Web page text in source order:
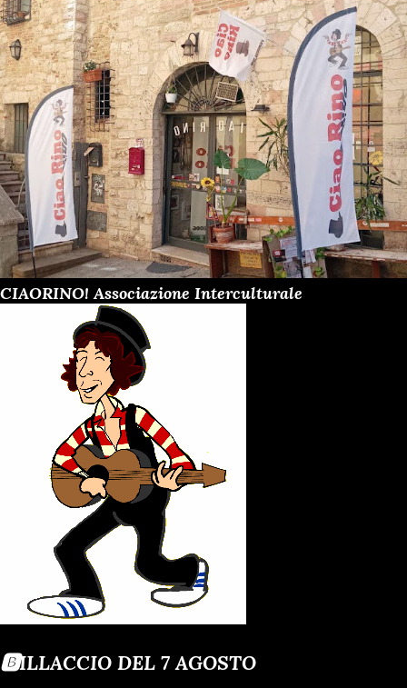
CIAORINO! Associazione Interculturale
🅱️ILLACCIO DEL 7 AGOSTO